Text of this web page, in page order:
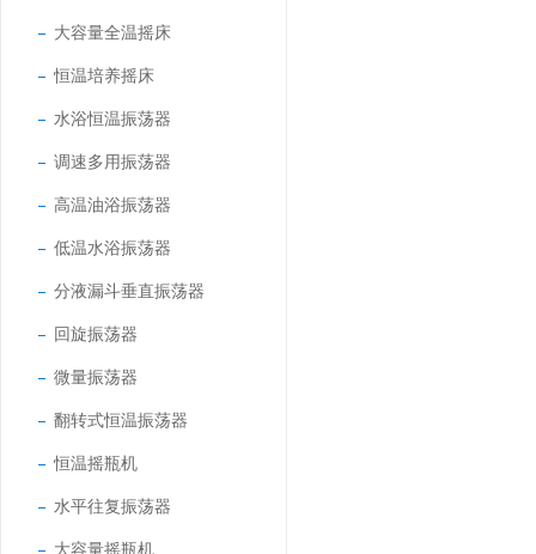
大容量全温摇床
恒温培养摇床
水浴恒温振荡器
调速多用振荡器
高温油浴振荡器
低温水浴振荡器
分液漏斗垂直振荡器
回旋振荡器
微量振荡器
翻转式恒温振荡器
恒温摇瓶机
水平往复振荡器
大容量摇瓶机